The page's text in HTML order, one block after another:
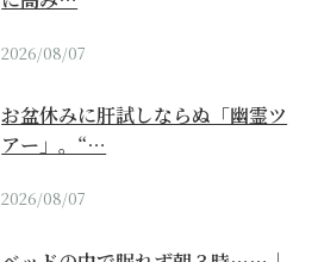
2026/08/07
お盆休みに肝試しならぬ「幽霊ツ
アー」。“…
2026/08/07